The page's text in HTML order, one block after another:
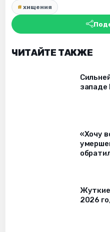
хищения
ЧИТАЙТЕ ТАКЖЕ
западе
«Хочу
Жуткие
2026